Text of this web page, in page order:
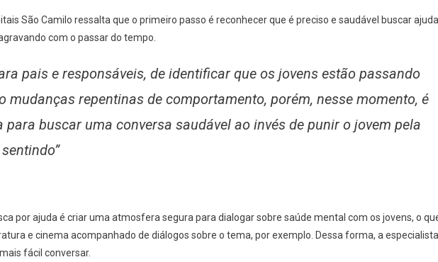
São Camilo ressalta que o primeiro passo é reconhecer que é preciso e saudável buscar ajuda
com o passar do tempo.
pais e responsáveis, de identificar que os jovens estão passando
mudanças repentinas de comportamento, porém, nesse momento, é
buscar uma conversa saudável ao invés de punir o jovem pela
por ajuda é criar uma atmosfera segura para dialogar sobre saúde mental com os jovens, o
e cinema acompanhado de diálogos sobre o tema, por exemplo. Dessa forma, a especialista
fácil conversar.